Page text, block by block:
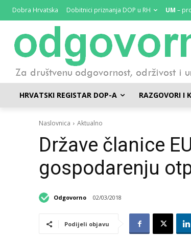
Dobra Hrvatska Dobitnici priznanja DOP u RH UM –
HRVATSKI REGISTAR DOP-A RAZGOVORI I
Naslovnica Aktualno
Države članice
gospodarenju
Odgovorno 02/03/2018
Podijeli objavu